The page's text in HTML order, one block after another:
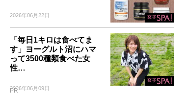
2026年06月22日
「毎日1キロは食べてま
す」ヨーグルト沼にハマ
って3500種類食べた女
性…
2026年06月09日
PR